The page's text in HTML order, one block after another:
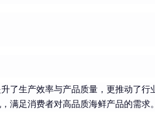
了生产效率与产品质量，更推动了行
满足消费者对高品质海鲜产品的需求。